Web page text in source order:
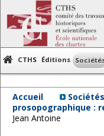
CTHS Éditions
Accueil
prosopographique :
Jean Antoine